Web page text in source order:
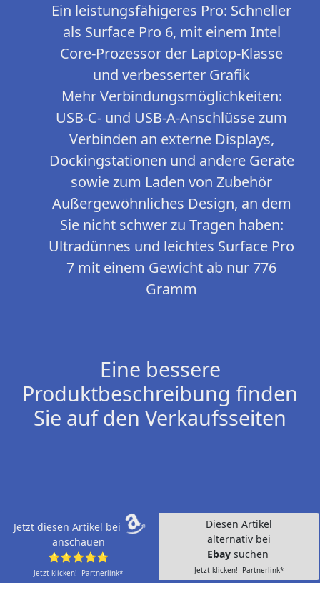
Ein leistungsfähigeres Pro: Schneller
als Surface Pro 6, mit einem Intel
Core-Prozessor der Laptop-Klasse
und verbesserter Grafik
Mehr Verbindungsmöglichkeiten:
USB-C- und USB-A-Anschlüsse zum
Verbinden an externe Displays,
Dockingstationen und andere Geräte
sowie zum Laden von Zubehör
Außergewöhnliches Design, an dem
Sie nicht schwer zu Tragen haben:
Ultradünnes und leichtes Surface Pro
7 mit einem Gewicht ab nur 776
Gramm
Eine bessere
Produktbeschreibung finden
Sie auf den Verkaufsseiten
Jetzt diesen Artikel bei
anschauen
⭐⭐⭐⭐⭐
Jetzt klicken!- Partnerlink*
Diesen Artikel
alternativ bei
Ebay suchen
Jetzt klicken!- Partnerlink*